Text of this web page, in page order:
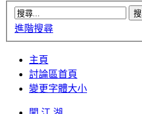
進階搜尋
主頁
討論區首頁
變更字體大小